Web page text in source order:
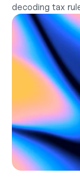
decoding tax
Bronnen
Content
Partners
Juridisch
Werken bij
Support
Helpcentrum
Changelog
Select Language
Dutch